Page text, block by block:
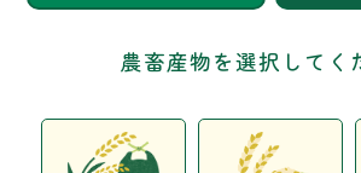
農畜産物を選択してく